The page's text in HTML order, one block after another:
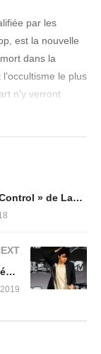
par les
est la nouvelle
dans la
le plus
n’y verront
sur l’impact
qui s’en
et pour
Le succès planétaire « Self Control » de Laura Branigan : le contrôle mental exposé sous vos yeux dès le début des années 80’s (vidéo interdite sur Youtube)
Zoom sur Lady Gaga : traumatismes, amnésie et personnalité multiple, tout un programme de collecte de consentement de masse…